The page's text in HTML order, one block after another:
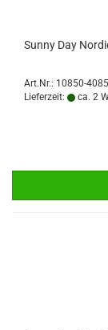
Sunny Day
Art.Nr.: 10850-
Lieferzeit:
ca. 2